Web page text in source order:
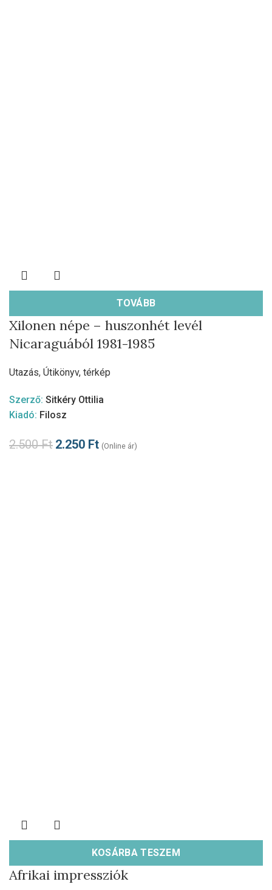
TOVÁBB
Xilonen népe – huszonhét levél
Nicaraguából 1981-1985
Utazás, Útikönyv, térkép
Szerző: Sitkéry Ottilia
Kiadó: Filosz
2.500Ft 2.250 Ft (Online ár)
KOSÁRBA TESZEM
Afrikai impressziók